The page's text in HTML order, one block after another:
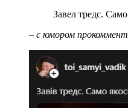
Завел тредс.
– с юмором